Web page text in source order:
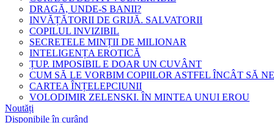
DRAGĂ, UNDE-S BANII?
INVĂȚĂTORII DE GRIJĂ. SALVATORII
COPILUL INVIZIBIL
SECRETELE MINȚII DE MILIONAR
INTELIGENȚA EROTICĂ
ȚUP. IMPOSIBIL E DOAR UN CUVÂNT
CUM SĂ LE VORBIM COPIILOR ASTFEL ÎNCÂT SĂ
CARTEA ÎNȚELEPCIUNII
VOLODIMIR ZELENSKI. ÎN MINTEA UNUI EROU
Noutăți
Disponibile în curând